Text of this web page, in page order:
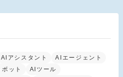
AIアシスタント
AIエージェント
ット
AIツール